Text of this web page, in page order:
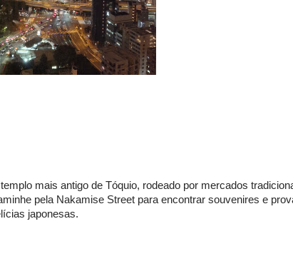
mais antigo de Tóquio, rodeado por mercados
pela Nakamise Street para encontrar souvenires e
japonesas.